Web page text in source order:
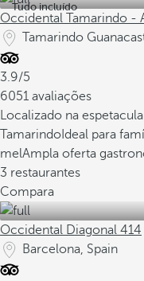
Tudo incluído
Occidental Tamarindo -
Tamarindo
3.9/5
6051 avaliações
Localizado na
Tamarindo Ideal para
melAmpla oferta
3 restaurantes
Compara
Occidental Diagonal 414
Barcelona, Spain